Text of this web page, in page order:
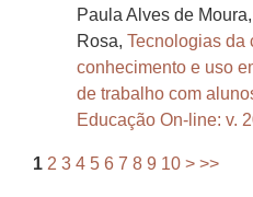
Paula Alves de
Rosa, Tecnologias da
conhecimento e uso
de trabalho com
Educação On-line: v.
1 2 3 4 5 6 7 8 9 10 > >>